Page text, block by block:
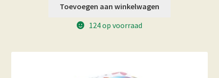
Toevoegen aan winkelwagen
124 op voorraad